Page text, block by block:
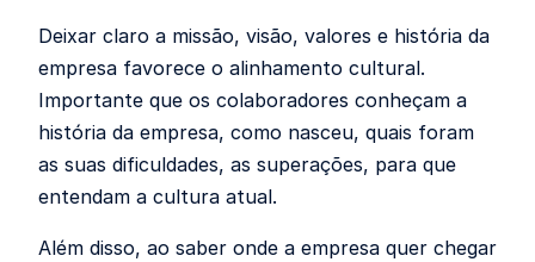
Deixar claro a missão, visão, valores e história da
empresa favorece o alinhamento cultural.
Importante que os colaboradores conheçam a
história da empresa, como nasceu, quais foram
as suas dificuldades, as superações, para que
entendam a cultura atual.
Além disso, ao saber onde a empresa quer chegar